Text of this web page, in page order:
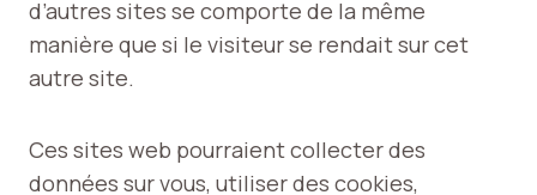
d’autres sites se comporte de la même
manière que si le visiteur se rendait sur cet
autre site.
Ces sites web pourraient collecter des
données sur vous, utiliser des cookies,